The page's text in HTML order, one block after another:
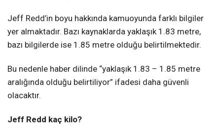
Jeff Redd’in boyu hakkında kamuoyunda farklı bilgiler
yer almaktadır. Bazı kaynaklarda yaklaşık 1.83 metre,
bazı bilgilerde ise 1.85 metre olduğu belirtilmektedir.
Bu nedenle haber dilinde “yaklaşık 1.83 – 1.85 metre
aralığında olduğu belirtiliyor” ifadesi daha güvenli
olacaktır.
Jeff Redd kaç kilo?